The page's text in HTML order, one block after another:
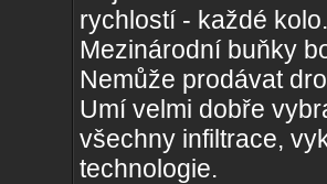
rychlostí - každé kolo.
Mezinárodní buňky
Nemůže prodávat
Umí velmi dobře
všechny infiltrace,
technologie.